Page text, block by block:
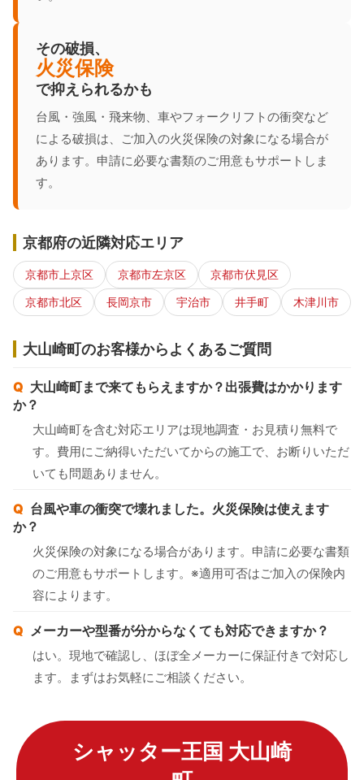
その破損、
火災保険
で抑えられるかも
台風・強風・飛来物、車やフォークリフトの衝突など
による破損は、ご加入の火災保険の対象になる場合が
あります。申請に必要な書類のご用意もサポートしま
す。
京都府の近隣対応エリア
京都市上京区 京都市左京区
京都市伏見区
京都市北区
長岡京市 宇治市 井手町 木津川市
大山崎町のお客様からよくあるご質問
大山崎町まで来てもらえますか？出張費はかかります
か？
大山崎町を含む対応エリアは現地調査・お見積り無料で
す。費用にご納得いただいてからの施工で、お断りいただ
いても問題ありません。
台風や車の衝突で壊れました。火災保険は使えます
か？
火災保険の対象になる場合があります。申請に必要な書類
のご用意もサポートします。※適用可否はご加入の保険内
容によります。
メーカーや型番が分からなくても対応できますか？
はい。現地で確認し、ほぼ全メーカーに保証付きで対応し
ます。まずはお気軽にご相談ください。
シャッター王国 大山崎